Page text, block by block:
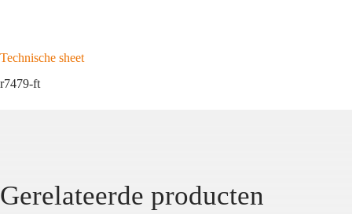
Technische sheet
r7479-ft
Gerelateerde producten